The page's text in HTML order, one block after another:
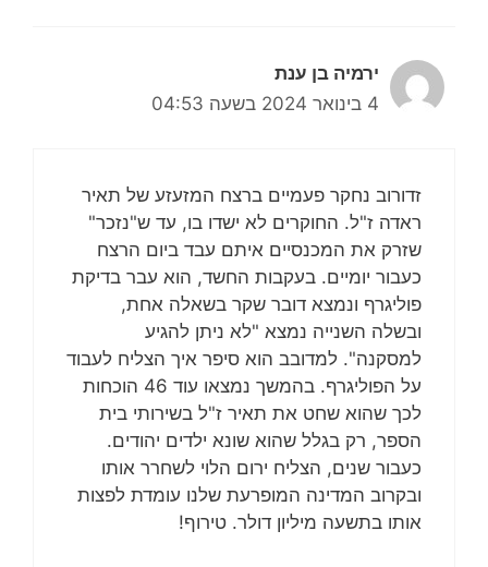
ירמיה בן ענת
4 בינואר 2024 בשעה 04:53
זדורוב נחקר פעמיים ברצח המזעזע של תאיר
ראדה ז"ל. החוקרים לא ישדו בו, עד ש"נזכר"
שזרק את המכנסיים איתם עבד ביום הרצח
כעבור יומיים. בעקבות החשד, הוא עבר בדיקת
פוליגרף ונמצא דובר שקר בשאלה אחת,
ובשלה השנייה נמצא "לא ניתן להגיע
למסקנה". למדובב הוא סיפר איך הצליח לעבוד
על הפוליגרף. בהמשך נמצאו עוד 46 הוכחות
לכך שהוא שחט את תאיר ז"ל בשירותי בית
הספר, רק בגלל שהוא שונא ילדים יהודים.
כעבור שנים, הצליח ירום הלוי לשחרר אותו
ובקרוב המדינה המופרעת שלנו עומדת לפצות
אותו בתשעה מיליון דולר. טירוף!